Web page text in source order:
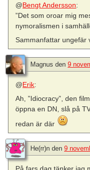
@Bengt Andersson:
”Det som oroar mig
nymoralismen i
Sammanfattar ungefär
Magnus den 9
@Erik:
Ah, ”Idiocracy”, den
öppna en DN, slå på
redan är där
He(rr)n den 9